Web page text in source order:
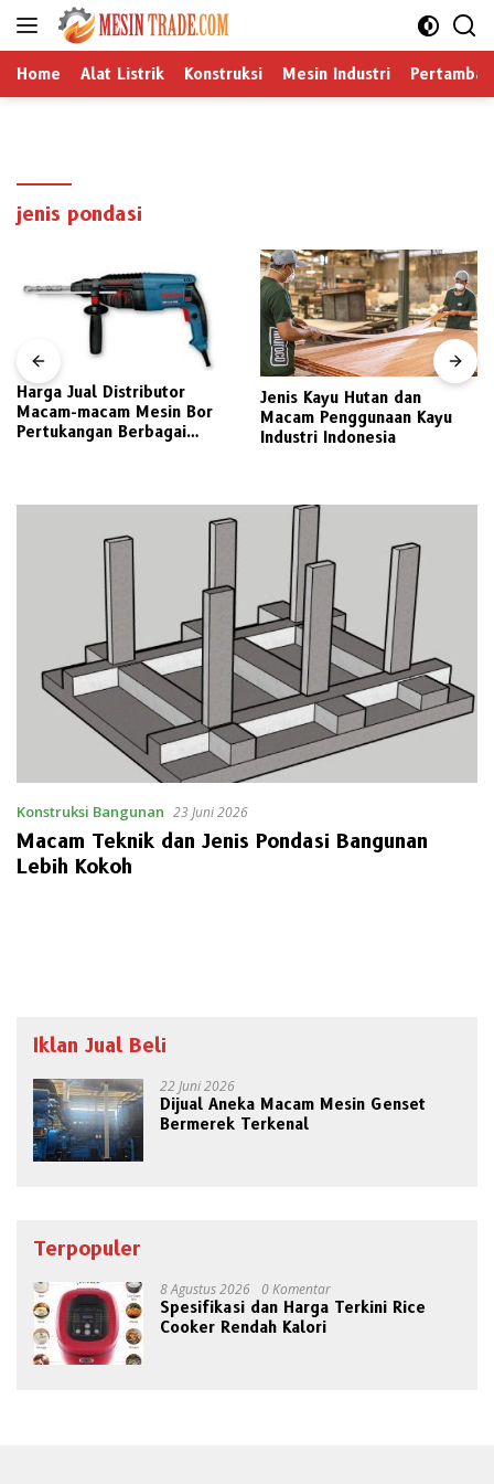
Langsung
Home Alat Listrik Konstruksi Mesin Industri
jenis pondasi
Harga Jual Distributor
Macam-macam Mesin Bor
Pertukangan Berbagai
Jenis Kayu Hutan dan
Macam Penggunaan Kayu
Industri Indonesia
Konstruksi Bangunan 23 Juni 2026
Macam Teknik dan Jenis Pondasi Bangunan
Lebih Kokoh
Iklan Jual Beli
22 Juni 2026
Dijual Aneka Macam Mesin Genset
Bermerek Terkenal
Terpopuler
8 Agustus 2026 0 Komentar
Spesifikasi dan Harga Terkini Rice
Cooker Rendah Kalori